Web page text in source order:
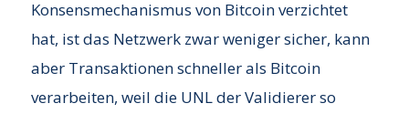
Konsensmechanismus von Bitcoin verzichtet
hat, ist das Netzwerk zwar weniger sicher, kann
aber Transaktionen schneller als Bitcoin
verarbeiten, weil die UNL der Validierer so